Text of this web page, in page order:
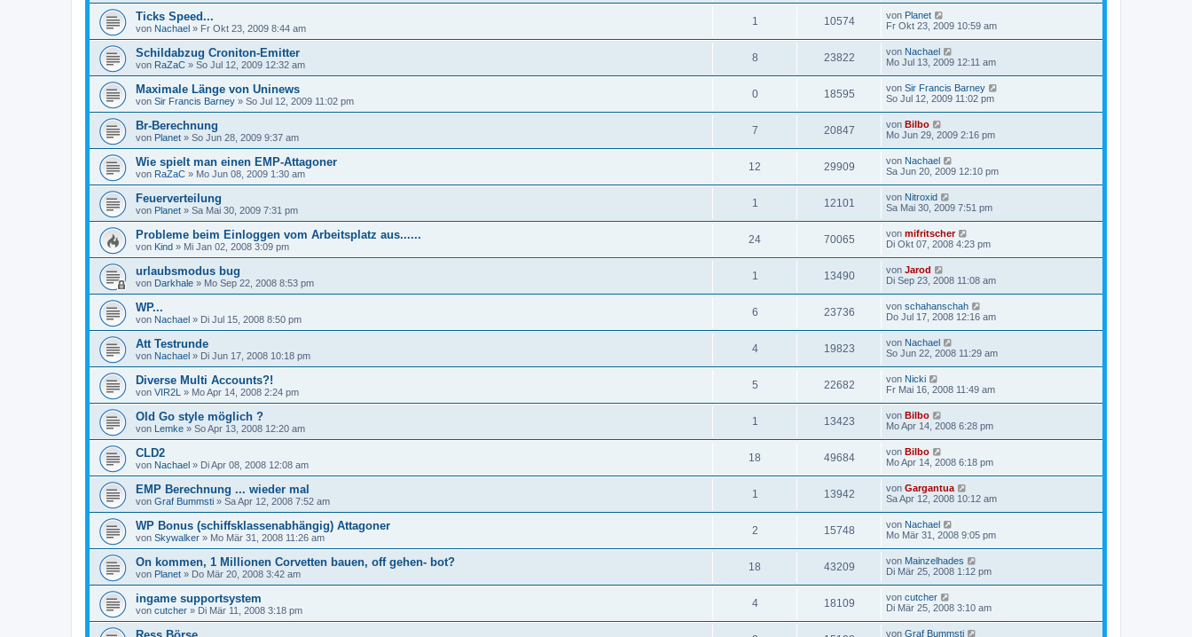
Ticks Speed...
von Nachael » Fr Okt 23, 2009 8:44 am
1 10574 von Planet
Fr Okt 23, 2009 10:59 am
Schildabzug Croniton-Emitter
von RaZaC » So Jul 12, 2009 12:32 am
8 23822 von Nachael
Mo Jul 13, 2009 12:11 am
Maximale Länge von Uninews
von Sir Francis Barney » So Jul 12, 2009 11:02 pm
0 18595 von Sir Francis Barney
So Jul 12, 2009 11:02 pm
Br-Berechnung
von Planet » So Jun 28, 2009 9:37 am
7 20847 von Bilbo
Mo Jun 29, 2009 2:16 pm
Wie spielt man einen EMP-Attagoner
von RaZaC » Mo Jun 08, 2009 1:30 am
12 29909 von Nachael
Sa Jun 20, 2009 12:10 pm
Feuerverteilung
von Planet » Sa Mai 30, 2009 7:31 pm
1 12101 von Nitroxid
Sa Mai 30, 2009 7:51 pm
Probleme beim Einloggen vom Arbeitsplatz aus......
von Kind » Mi Jan 02, 2008 3:09 pm
24 70065 von mifritscher
Di Okt 07, 2008 4:23 pm
urlaubsmodus bug
von Darkhale » Mo Sep 22, 2008 8:53 pm
1 13490 von Jarod
Di Sep 23, 2008 11:08 am
WP...
von Nachael » Di Jul 15, 2008 8:50 pm
6 23736 von schahanschah
Do Jul 17, 2008 12:16 am
Att Testrunde
von Nachael » Di Jun 17, 2008 10:18 pm
4 19823 von Nachael
So Jun 22, 2008 11:29 am
Diverse Multi Accounts?!
von VIR2L » Mo Apr 14, 2008 2:24 pm
5 22682 von Nicki
Fr Mai 16, 2008 11:49 am
Old Go style möglich ?
von Lemke » So Apr 13, 2008 12:20 am
1 13423 von Bilbo
Mo Apr 14, 2008 6:28 pm
CLD2
von Nachael » Di Apr 08, 2008 12:08 am
18 49684 von Bilbo
Mo Apr 14, 2008 6:18 pm
EMP Berechnung ... wieder mal
von Graf Bummsti » Sa Apr 12, 2008 7:52 am
1 13942 von Gargantua
Sa Apr 12, 2008 10:12 am
WP Bonus (schiffsklassenabhängig) Attagoner
von Skywalker » Mo Mär 31, 2008 11:26 am
2 15748 von Nachael
Mo Mär 31, 2008 9:05 pm
On kommen, 1 Millionen Corvetten bauen, off gehen- bot?
von Planet » Do Mär 20, 2008 3:42 am
18 43209 von Mainzelhades
Di Mär 25, 2008 1:12 pm
ingame supportsystem
von cutcher » Di Mär 11, 2008 3:18 pm
4 18109 von cutcher
Di Mär 25, 2008 3:10 am
von Graf Bummsti